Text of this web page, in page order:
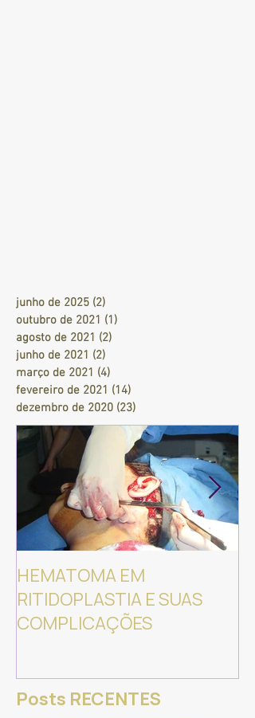
junho de 2025 (2)
outubro de 2021 (1)
agosto de 2021 (2)
junho de 2021 (2)
março de 2021 (4)
fevereiro de 2021 (14)
dezembro de 2020 (23)
HEMATOMA EM
RITIDOPLASTIA E SUAS
COMPLICAÇÕES
Posts RECENTES